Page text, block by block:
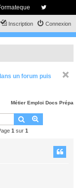
Connexion
Inscription
un forum puis
Métier Emploi Docs Prépa
Rechercher
1 sur 1